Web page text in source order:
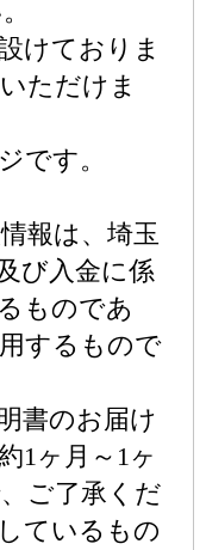
けておりま
ただけま
です。
報は、埼玉
び入金に係
ものであ
するもので
書のお届け
1ヶ月～1ヶ
ご了承くだ
ているもの